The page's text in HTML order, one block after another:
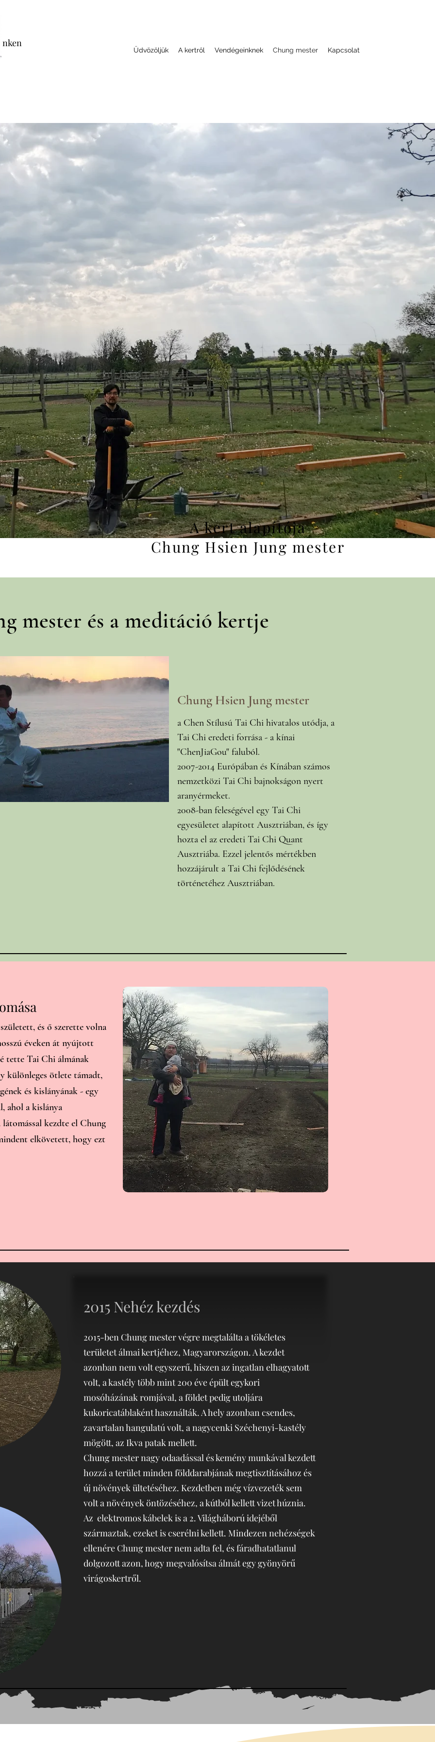
Üdvözöljük A kertről Vendégeinknek Chung mester Kapcsolat
A kert alapítója
Chung Hsien Jung mester
mester és a meditáció kertje
Chung Hsien Jung mester
a Chen Stílusú Tai Chi hivatalos utódja, a
Tai Chi eredeti forrása - a kínai
"ChenJiaGou" faluból.
2007-2014 Európában és Kínában számos
nemzetközi Tai Chi bajnokságon nyert
aranyérmeket.
2008-ban feleségével egy Tai Chi
egyesületet alapított Ausztriában, és így
hozta el az eredeti Tai Chi Quant
Ausztriába. Ezzel jelentős mértékben
hozzájárult a Tai Chi fejlődésének
történetéhez Ausztriában.
és ő szerette volna
éveken át nyújtott
tette Tai Chi álmának
különleges ötlete támadt,
és kislányának - egy
ahol a kislánya
látomással kezdte el Chung
elkövetett, hogy ezt
2015 Nehéz kezdés
2015-ben Chung mester végre megtalálta a tökéletes
területet álmai kertjéhez, Magyarországon. A kezdet
azonban nem volt egyszerű, hiszen az ingatlan elhagyatott
volt, a kastély több mint 200 éve épült egykori
mosóházának romjával, a földet pedig utoljára
kukoricatáblaként használták. A hely azonban csendes,
zavartalan hangulatú volt, a nagycenki Széchenyi-kastély
mögött, az Ikva patak mellett.
Chung mester nagy odaadással és kemény munkával kezdett
hozzá a terület minden földdarabjának megtisztításához és
új növények ültetéséhez. Kezdetben még vízvezeték sem
volt a növények öntözéséhez, a kútból kellett vizet húznia.
Az elektromos kábelek is a 2. Világháború idejéből
származtak, ezeket is cserélni kellett. Mindezen nehézségek
ellenére Chung mester nem adta fel, és fáradhatatlanul
dolgozott azon, hogy megvalósítsa álmát egy gyönyörű
virágoskertről.